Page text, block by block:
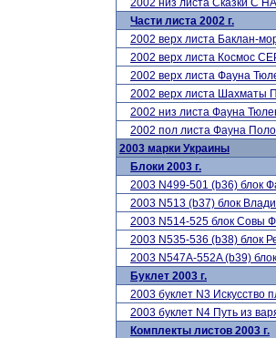
2002 низ листа Сказки С
Части листа 2002 г.
2002 верх листа Баклан-
2002 верх листа Космос
2002 верх листа Фауна
2002 верх листа Шахматы
2002 низ листа Фауна
2002 пол листа Фауна
2003 марки Украины
Блоки 2003 г.
2003 N499-501 (b36) блок
2003 N513 (b37) блок
2003 N514-525 блок Совы
2003 N535-536 (b38) блок
2003 N547A-552A (b39)
Буклет 2003 г.
2003 буклет N3 Искусство
2003 буклет N4 Путь из
Комплекты листов 2003 г.